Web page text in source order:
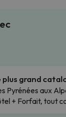
plus grand
Pyrénées aux
+ Forfait, tout